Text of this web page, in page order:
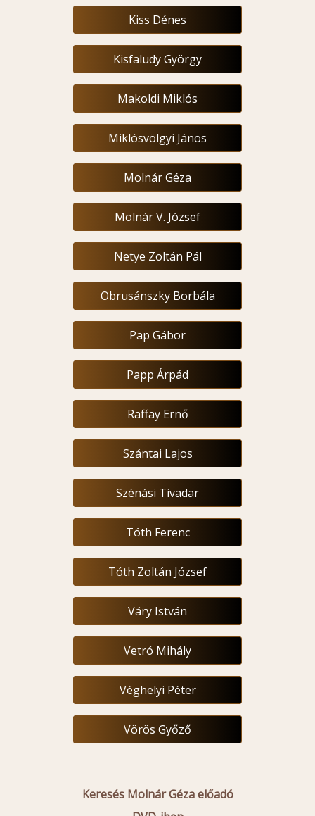
Kiss Dénes
Kisfaludy György
Makoldi Miklós
Miklósvölgyi János
Molnár Géza
Molnár V. József
Netye Zoltán Pál
Obrusánszky Borbála
Pap Gábor
Papp Árpád
Raffay Ernő
Szántai Lajos
Szénási Tivadar
Tóth Ferenc
Tóth Zoltán József
Váry István
Vetró Mihály
Véghelyi Péter
Vörös Győző
Keresés Molnár Géza előadó